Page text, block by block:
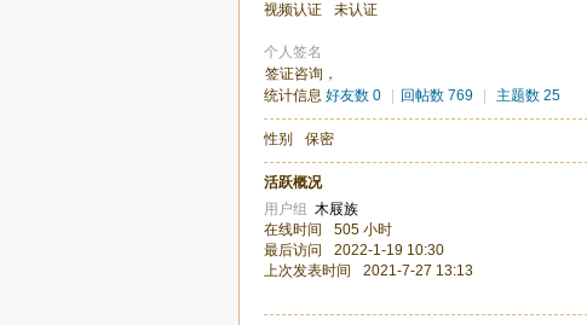
视频认证
未认证
个人签名
签证咨询，
统计信息 好友数 0 回帖数 769 主题数 25
性别 保密
活跃概况
用户组 木屐族
在线时间
505 小时
最后访问
2022-1-19 10:30
上次发表时间
2021-7-27 13:13